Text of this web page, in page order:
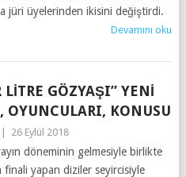
jüri üyelerinden ikisini değiştirdi.
Devamını oku
LITRE GÖZYAŞI” YENI
OYUNCULARI, KONUSU
26 Eylül 2018
döneminin gelmesiyle birlikte
finali yapan diziler seyircisiyle